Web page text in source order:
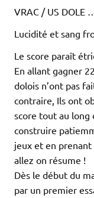
VRAC / US DOLE
Lucidité et sang
Le score paraît
En allant gagner
dolois n’ont pas
contraire, Ils ont
score tout au long
construire
jeux et en
allez on résume !
Dès le début du
par un premier